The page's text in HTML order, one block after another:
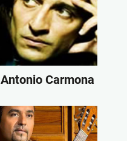
Antonio Carmona